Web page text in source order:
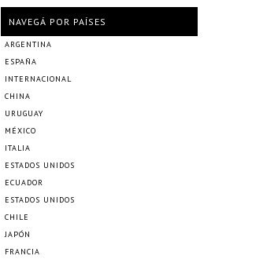
NAVEGÁ POR PAÍSES
ARGENTINA
ESPAÑA
INTERNACIONAL
CHINA
URUGUAY
MÉXICO
ITALIA
ESTADOS UNIDOS
ECUADOR
ESTADOS UNIDOS
CHILE
JAPÓN
FRANCIA